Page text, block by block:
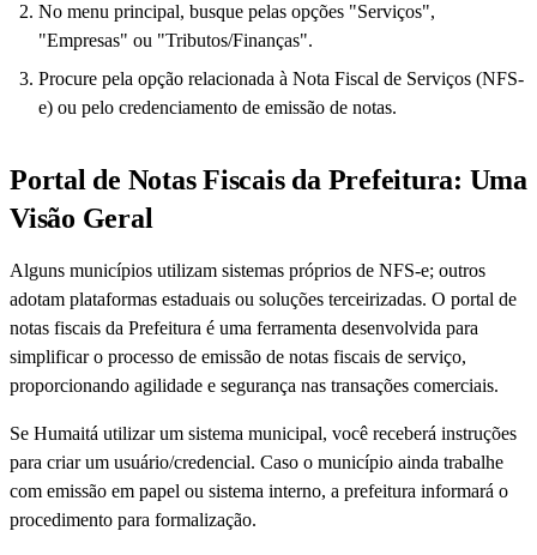
No menu principal, busque pelas opções "Serviços",
"Empresas" ou "Tributos/Finanças".
Procure pela opção relacionada à Nota Fiscal de Serviços (NFS-
e) ou pelo credenciamento de emissão de notas.
Portal de Notas Fiscais da Prefeitura: Uma
Visão Geral
Alguns municípios utilizam sistemas próprios de NFS-e; outros
adotam plataformas estaduais ou soluções terceirizadas. O portal de
notas fiscais da Prefeitura é uma ferramenta desenvolvida para
simplificar o processo de emissão de notas fiscais de serviço,
proporcionando agilidade e segurança nas transações comerciais.
Se Humaitá utilizar um sistema municipal, você receberá instruções
para criar um usuário/credencial. Caso o município ainda trabalhe
com emissão em papel ou sistema interno, a prefeitura informará o
procedimento para formalização.